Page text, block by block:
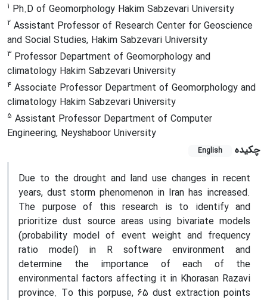
1 Ph.D of Geomorphology Hakim Sabzevari University
2 Assistant Professor of Research Center for Geoscience
and Social Studies, Hakim Sabzevari University
3 Professor Department of Geomorphology and
climatology Hakim Sabzevari University
4 Associate Professor Department of Geomorphology and
climatology Hakim Sabzevari University
5 Assistant Professor Department of Computer
Engineering, Neyshaboor University
چکیده
English
Due to the drought and land use changes in recent
years, dust storm phenomenon in Iran has increased.
The purpose of this research is to identify and
prioritize dust source areas using bivariate models
(probability model of event weight and frequency
ratio model) in R software environment and
determine the importance of each of the
environmental factors affecting it in Khorasan Razavi
province. To this porpuse, 65 dust extraction points